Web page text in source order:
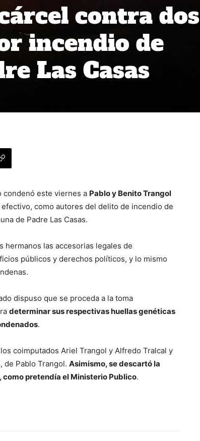
contra dos
incendio de
Las Casas
condenó este viernes a Pablo y Benito Trangol
como autores del delito de incendio de
de Padre Las Casas.
hermanos las accesorias legales de
públicos y derechos políticos, y lo mismo
dispuso que se proceda a la toma
determinar sus respectivas huellas genéticas
.
coimputados Ariel Trangol y Alfredo Tralcal y
de Pablo Trangol. Asimismo, se descartó la
pretendía el Ministerio Publico.